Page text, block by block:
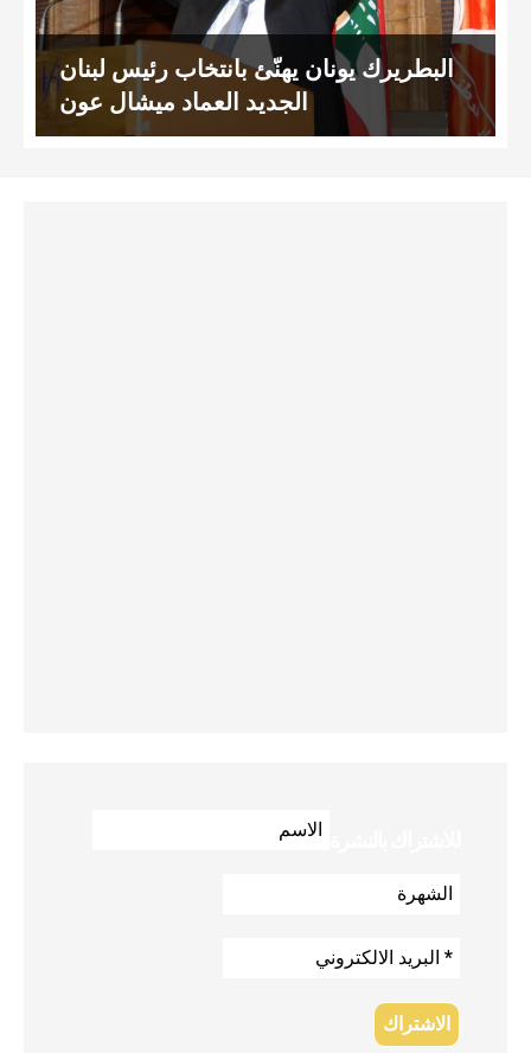
البطريرك يونان يهنّئ بانتخاب رئيس لبنان
الجديد العماد ميشال عون